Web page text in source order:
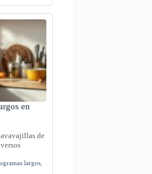
en
de
largos